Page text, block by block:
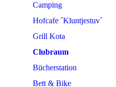
Camping
Hofcafe ´Kluntjestuv´
Grill Kota
Clubraum
Bücherstation
Bett & Bike